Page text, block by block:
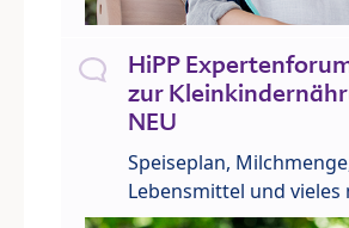
HiPP
zur
NEU
Speiseplan,
Lebensmittel und vieles